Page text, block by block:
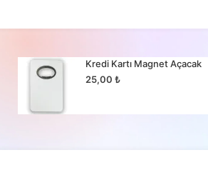
Kredi Kartı Magnet Açacak
25,00₺